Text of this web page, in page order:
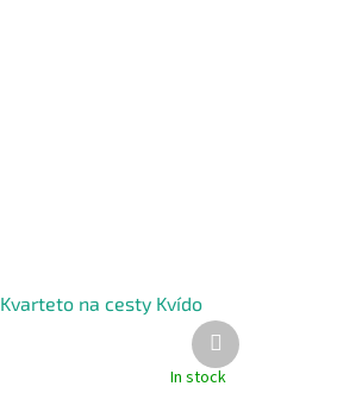
Kvarteto na cesty Kvído
In stock
Next
product